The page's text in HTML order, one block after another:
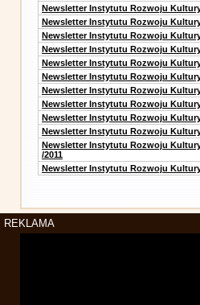
Newsletter Instytutu Rozwoju
Newsletter Instytutu Rozwoju
Newsletter Instytutu Rozwoju
Newsletter Instytutu Rozwoju
Newsletter Instytutu Rozwoju
Newsletter Instytutu Rozwoju
Newsletter Instytutu Rozwoju
Newsletter Instytutu Rozwoju
Newsletter Instytutu Rozwoju
Newsletter Instytutu Rozwoju
Newsletter Instytutu Rozwoju
/2011
Newsletter Instytutu Rozwoju
REKLAMA